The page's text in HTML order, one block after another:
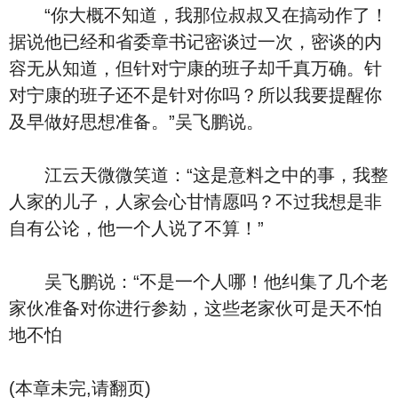
“你大概不知道，我那位叔叔又在搞动作了！
据说他已经和省委章书记密谈过一次，密谈的内
容无从知道，但针对宁康的班子却千真万确。针
对宁康的班子还不是针对你吗？所以我要提醒你
及早做好思想准备。”吴飞鹏说。
江云天微微笑道：“这是意料之中的事，我整
人家的儿子，人家会心甘情愿吗？不过我想是非
自有公论，他一个人说了不算！”
吴飞鹏说：“不是一个人哪！他纠集了几个老
家伙准备对你进行参劾，这些老家伙可是天不怕
地不怕
(本章未完,请翻页)